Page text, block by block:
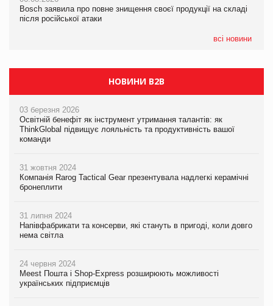
Bosch заявила про повне знищення своєї продукції на складі
після російської атаки
всі новини
Bosch заявила про повне знищення своєї продукції на складі
після російської атаки
Bosch заявила про повне знищення своєї продукції на складі
після російської атаки
НОВИНИ B2B
03 березня 2026
Освітній бенефіт як інструмент утримання талантів: як
ThinkGlobal підвищує лояльність та продуктивність вашої
команди
31 жовтня 2024
Компанія Rarog Tactical Gear презентувала надлегкі керамічні
бронеплити
31 липня 2024
Напівфабрикати та консерви, які стануть в пригоді, коли довго
нема світла
24 червня 2024
Meest Пошта і Shop-Express розширюють можливості
українських підприємців